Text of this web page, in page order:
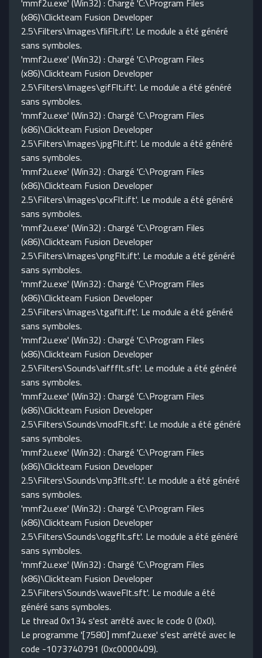
(x86)\Clickteam Fusion Developer
2.5\Filters\Images\fliFlt.ift'. Le module a été généré
sans symboles.
'mmf2u.exe' (Win32) : Chargé 'C:\Program Files
(x86)\Clickteam Fusion Developer
2.5\Filters\Images\gifFlt.ift'. Le module a été généré
sans symboles.
'mmf2u.exe' (Win32) : Chargé 'C:\Program Files
(x86)\Clickteam Fusion Developer
2.5\Filters\Images\jpgFlt.ift'. Le module a été généré
sans symboles.
'mmf2u.exe' (Win32) : Chargé 'C:\Program Files
(x86)\Clickteam Fusion Developer
2.5\Filters\Images\pcxFlt.ift'. Le module a été généré
sans symboles.
'mmf2u.exe' (Win32) : Chargé 'C:\Program Files
(x86)\Clickteam Fusion Developer
2.5\Filters\Images\pngFlt.ift'. Le module a été généré
sans symboles.
'mmf2u.exe' (Win32) : Chargé 'C:\Program Files
(x86)\Clickteam Fusion Developer
2.5\Filters\Images\tgaflt.ift'. Le module a été généré
sans symboles.
'mmf2u.exe' (Win32) : Chargé 'C:\Program Files
(x86)\Clickteam Fusion Developer
2.5\Filters\Sounds\aiffflt.sft'. Le module a été généré
sans symboles.
'mmf2u.exe' (Win32) : Chargé 'C:\Program Files
(x86)\Clickteam Fusion Developer
2.5\Filters\Sounds\modFlt.sft'. Le module a été généré
sans symboles.
'mmf2u.exe' (Win32) : Chargé 'C:\Program Files
(x86)\Clickteam Fusion Developer
2.5\Filters\Sounds\mp3flt.sft'. Le module a été généré
sans symboles.
'mmf2u.exe' (Win32) : Chargé 'C:\Program Files
(x86)\Clickteam Fusion Developer
2.5\Filters\Sounds\oggflt.sft'. Le module a été généré
sans symboles.
'mmf2u.exe' (Win32) : Chargé 'C:\Program Files
(x86)\Clickteam Fusion Developer
2.5\Filters\Sounds\waveFlt.sft'. Le module a été
généré sans symboles.
Le thread 0x134 s'est arrêté avec le code 0 (0x0).
Le programme '[7580] mmf2u.exe' s'est arrêté avec le
code -1073740791 (0xc0000409).